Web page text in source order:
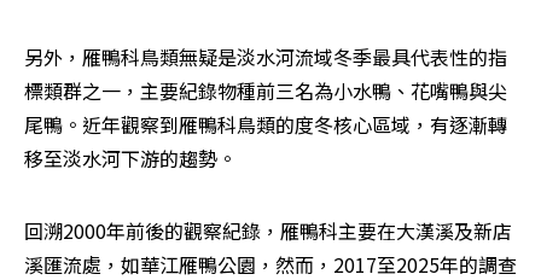
另外，雁鴨科鳥類無疑是淡水河流域冬季最具代表性的指
標類群之一，主要紀錄物種前三名為小水鴨、花嘴鴨與尖
尾鴨。近年觀察到雁鴨科鳥類的度冬核心區域，有逐漸轉
移至淡水河下游的趨勢。
回溯2000年前後的觀察紀錄，雁鴨科主要在大漢溪及新店
溪匯流處，如華江雁鴨公園，然而，2017至2025年的調查